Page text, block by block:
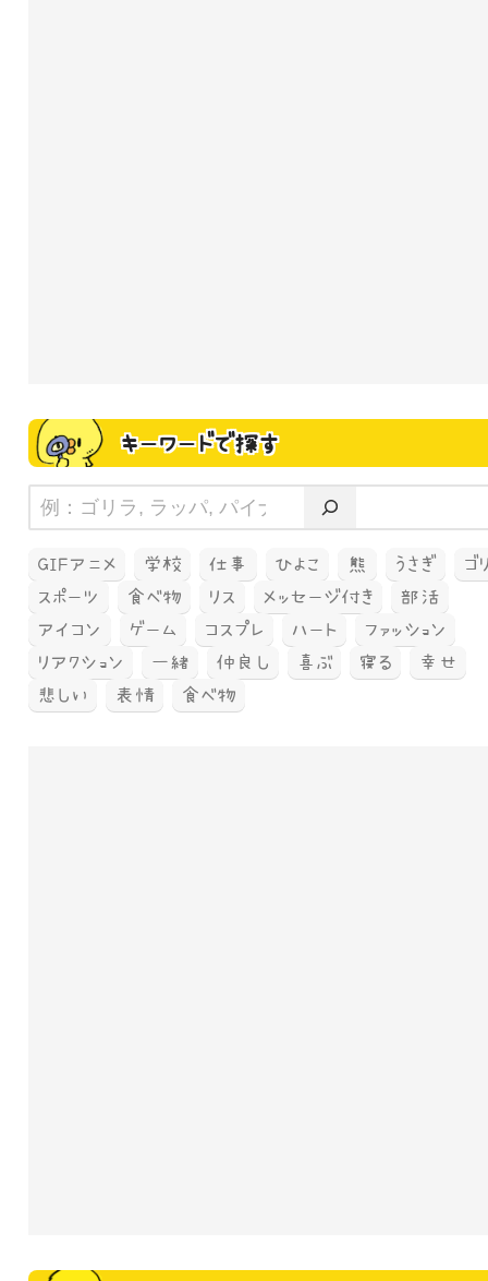
キーワードで探す
GIFアニメ 学校 仕事 ひよこ 熊 うさぎ
ゴ
スポーツ
食べ物 リス メッセージ付き
部活
アイコン
ゲーム コスプレ ハート
ファッション
リアクション
一緒 仲良し 喜ぶ 寝る
幸せ
悲しい
表情 食べ物